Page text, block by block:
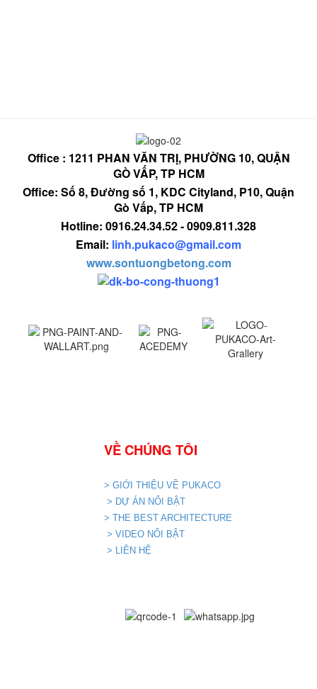
Office : 1211 PHAN VĂN TRỊ, PHƯỜNG 10, QUẬN
GÒ VẤP, TP HCM
Office: Số 8, Đường số 1, KDC Cityland, P10, Quận
Gò Vấp, TP HCM
Hotline: 0916.24.34.52 - 0909.811.328
Email: linh.pukaco@gmail.com
www.sontuongbetong.com
VỀ CHÚNG TÔI
> GIỚI THIỆU VỀ PUKACO
> DỰ ÁN NỔI BẬT
> THE BEST ARCHITECTURE
> VIDEO NỔI BẬT
> LIÊN HỆ